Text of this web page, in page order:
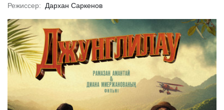
Всё, что мы потеряли
Режиссер:
Дархан Саркенов